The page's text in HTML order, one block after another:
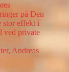
på Den
stor effekt i
ved private
Andreas